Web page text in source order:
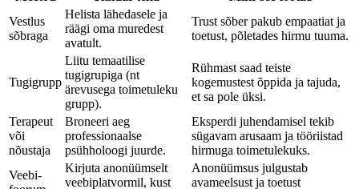
Vestlus
sõbraga
Helista lähedasele ja
räägi oma muredest
avatult.
Trust sõber pakub empaatiat ja
toetust, põletades hirmu tuuma.
Tugigrupp
Liitu temaatilise
tugigrupiga (nt
ärevusega toimetuleku
grupp).
Rühmast saad teiste
kogemustest õppida ja tajuda,
et sa pole üksi.
Terapeut
või
nõustaja
Broneeri aeg
professionaalse
psühholoogi juurde.
Eksperdi juhendamisel tekib
sügavam arusaam ja tööriistad
hirmuga toimetulekuks.
Veebi­
Kirjuta anonüümselt
veebiplatvormil, kust
Anonüümsus julgustab
avameelsust ja toetust